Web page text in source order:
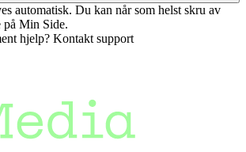
automatisk. Du kan når som helst skru av
på Min Side.
hjelp? Kontakt support